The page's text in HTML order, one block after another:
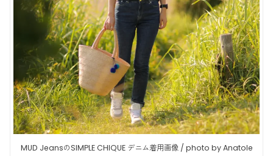
MUD JeansのSIMPLE CHIQUE デニム着用画像 / photo by Anatole